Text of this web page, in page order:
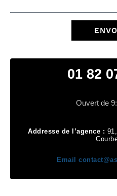
01 82
Ouvert de
Addresse de l’agence :
Email